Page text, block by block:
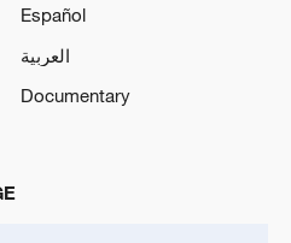
Español
العربية
Documentary